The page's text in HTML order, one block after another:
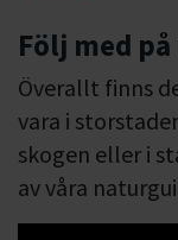
Följ med
Överallt finns
vara i
skogen eller i
av våra